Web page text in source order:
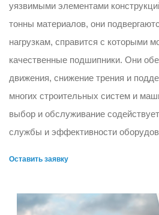
уязвимыми элементами
тонны материалов, они
нагрузкам, справится с которыми
качественные подшипники. Они
движения, снижение трения и
многих строительных систем и
выбор и обслуживание
службы и эффективности
Оставить заявку